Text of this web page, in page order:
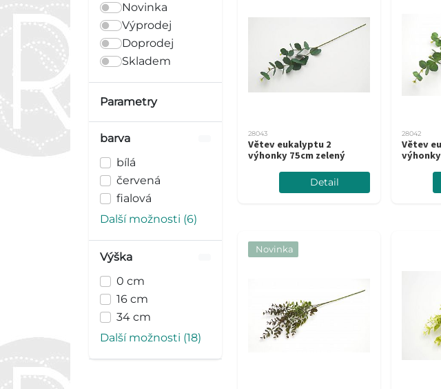
Novinka
Výprodej
Doprodej
Skladem
Parametry
barva
bílá
červená
fialová
Další možnosti (6)
Výška
0 cm
16 cm
34 cm
Další možnosti (18)
28043
Větev eukalyptu 2
výhonky 75cm zelený
Detail
28042
Větev
Novinka